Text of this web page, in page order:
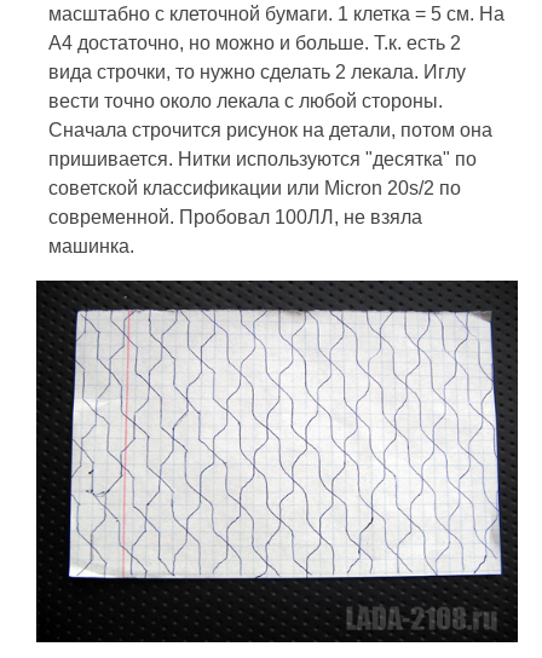
масштабно с клеточной бумаги. 1 клетка = 5 см. На
А4 достаточно, но можно и больше. Т.к. есть 2
вида строчки, то нужно сделать 2 лекала. Иглу
вести точно около лекала с любой стороны.
Сначала строчится рисунок на детали, потом она
пришивается. Нитки используются "десятка" по
советской классификации или Micron 20s/2 по
современной. Пробовал 100ЛЛ, не взяла
машинка.